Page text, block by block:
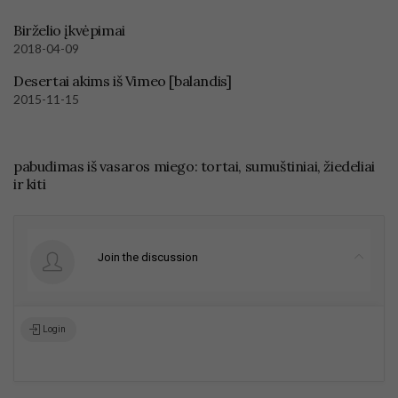
Birželio įkvėpimai
2018-04-09
Desertai akims iš Vimeo [balandis]
2015-11-15
pabudimas iš vasaros miego: tortai, sumuštiniai, žiedeliai
ir kiti
Join the discussion
Login